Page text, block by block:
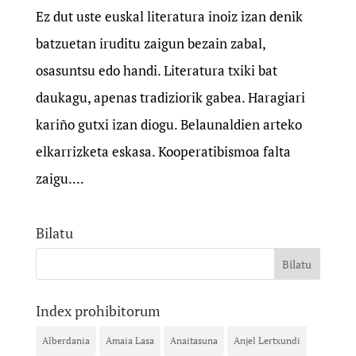
Ez dut uste euskal literatura inoiz izan denik
batzuetan iruditu zaigun bezain zabal,
osasuntsu edo handi. Literatura txiki bat
daukagu, apenas tradiziorik gabea. Haragiari
kariño gutxi izan diogu. Belaunaldien arteko
elkarrizketa eskasa. Kooperatibismoa falta
zaigu....
Bilatu
Index prohibitorum
Alberdania Amaia Lasa Anaitasuna Anjel Lertxundi